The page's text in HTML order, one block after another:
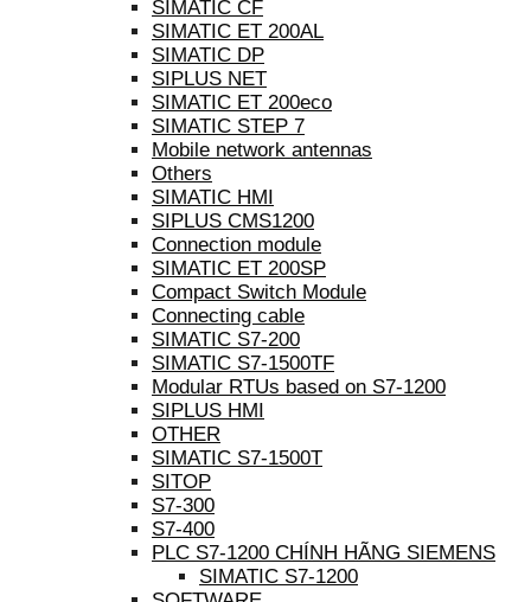
SIMATIC CF
SIMATIC ET 200AL
SIMATIC DP
SIPLUS NET
SIMATIC ET 200eco
SIMATIC STEP 7
Mobile network antennas
Others
SIMATIC HMI
SIPLUS CMS1200
Connection module
SIMATIC ET 200SP
Compact Switch Module
Connecting cable
SIMATIC S7-200
SIMATIC S7-1500TF
Modular RTUs based on S7-1200
SIPLUS HMI
OTHER
SIMATIC S7-1500T
SITOP
S7-300
S7-400
PLC S7-1200 CHÍNH HÃNG SIEMENS
SIMATIC S7-1200